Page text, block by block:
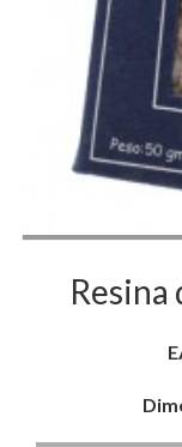
Resina